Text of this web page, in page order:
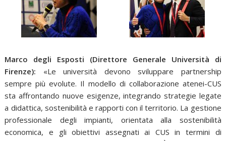
Marco degli Esposti (Direttore Generale Università di
Firenze): «Le università devono sviluppare partnership
sempre più evolute. Il modello di collaborazione atenei-CUS
sta affrontando nuove esigenze, integrando strategie legate
a didattica, sostenibilità e rapporti con il territorio. La gestione
professionale degli impianti, orientata alla sostenibilità
economica, e gli obiettivi assegnati ai CUS in termini di